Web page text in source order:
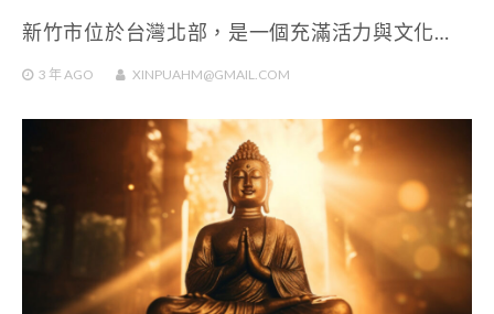
新竹市位於台灣北部，是一個充滿活力與文化…
3 年AGO XINPUAHM@GMAIL.COM